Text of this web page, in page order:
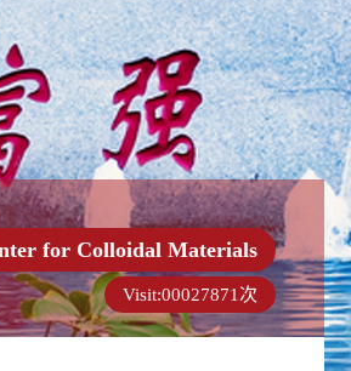
for Colloidal Materials
Visit:00027871 次